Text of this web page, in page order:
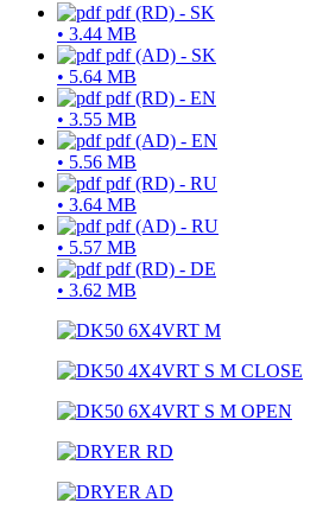
pdf(RD) - SK
• 3.44 MB
pdf(AD) - SK
• 5.64 MB
pdf(RD) - EN
• 3.55 MB
pdf(AD) - EN
• 5.56 MB
pdf(RD) - RU
• 3.64 MB
pdf(AD) - RU
• 5.57 MB
pdf(RD) - DE
• 3.62 MB